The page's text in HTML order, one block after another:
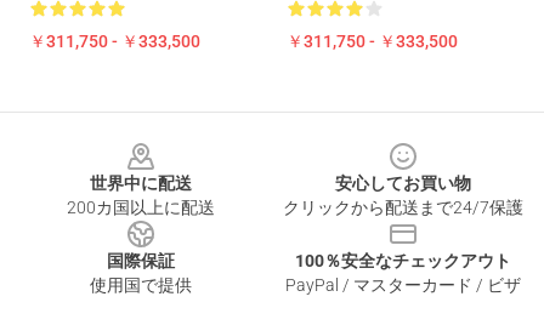
￥311,750 - ￥333,500 ￥311,750 - ￥333,500
世界中に配送
200カ国以上に配送
安心してお買い物
クリックから配送まで24/7保護
国際保証
使用国で提供
100％安全なチェックアウト
PayPal / マスターカード / ビザ